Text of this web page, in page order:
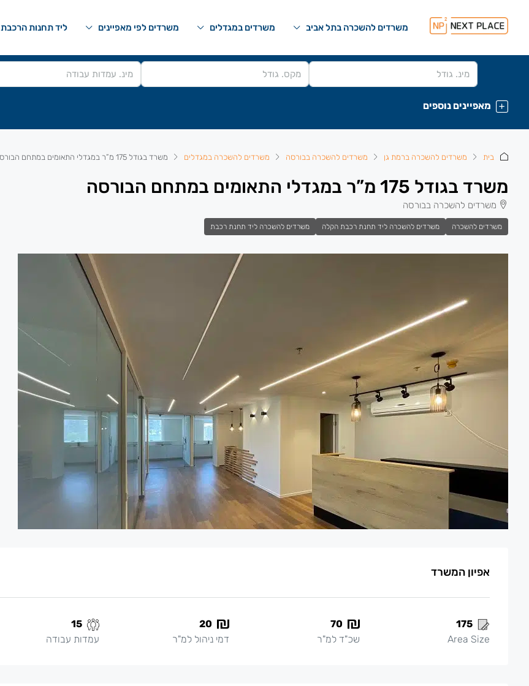
משרדים להשכרה בתל אביב משרדים במגדלים משרדים לפי מאפיינים ליד תחנות הרכבת
מאפיינים נוספים
בית משרדים להשכרה ברמת גן משרדים להשכרה בבורסה משרדים להשכרה במגדלים משרד בגודל 175 מ”ר במגדלי התאומים במתחם הבורסה
משרד בגודל 175 מ”ר במגדלי התאומים במתחם הבורסה
משרדים להשכרה בבורסה
משרדים להשכרה משרדים להשכרה ליד תחנת רכבת הקלה משרדים להשכרה ליד תחנת רכבת
אפיון המשרד
175
Area Size
70
שכ"ד למ"ר
20
דמי ניהול למ"ר
15
עמדות עבודה